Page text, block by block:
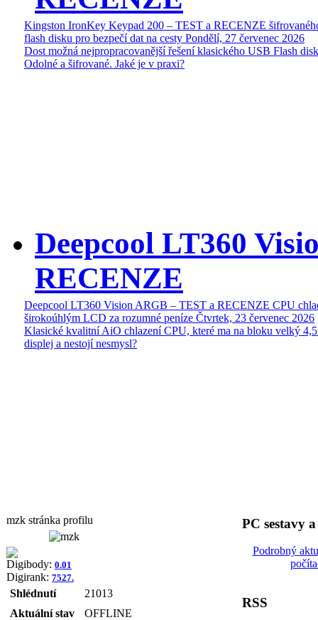
Kingston IronKey Keypad 200 – TEST a RECENZE
flash disku pro bezpečí dat na cesty Pondělí, 27 červenec 2026
Dost možná nejpropracovanější řešení klasického USB Flash
Odolné a šifrované. Jaké je v praxi?
Deepcool LT360
RECENZE
Deepcool LT360 Vision ARGB – TEST a RECENZE CPU
širokoúhlým LCD za rozumné peníze Čtvrtek, 23 červenec 2026
Klasické kvalitní AiO chlazení CPU, které ma na bloku velký
displej a nestojí nesmysl?
mzk stránka profilu
Digibody: 0.01
Digirank: 7527.
Shlédnutí
21013
Aktuální stav
OFFLINE
PC sestavy
Podrobný
RSS